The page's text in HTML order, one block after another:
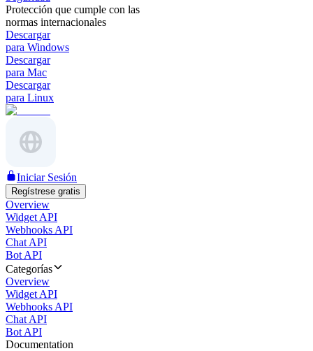
Protección que cumple con las
normas internacionales
Descargar
para Windows
Descargar
para Mac
Descargar
para Linux
Iniciar Sesión
Regístrese gratis
Overview
Widget API
Webhooks API
Chat API
Bot API
Categorías
Overview
Widget API
Webhooks API
Chat API
Bot API
Documentation